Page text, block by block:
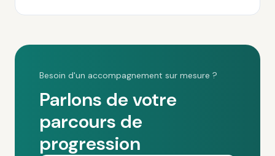
Besoin d'un accompagnement sur mesure ?
Parlons de votre
parcours de
progression